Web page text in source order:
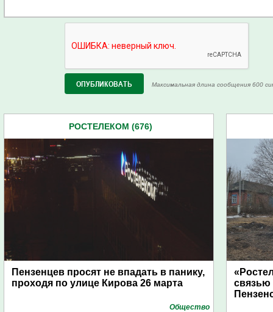
Максимальная длина сообщения 600
РОСТЕЛЕКОМ (676)
Пензенцев просят не впадать в панику,
проходя по улице Кирова 26 марта
Общество
связью